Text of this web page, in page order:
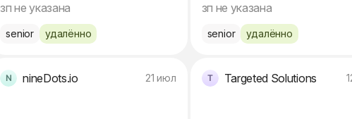
зп не указана
senior удалённо
зп не указана
senior удалённо
nineDots.io 21 июл Targeted Solutions